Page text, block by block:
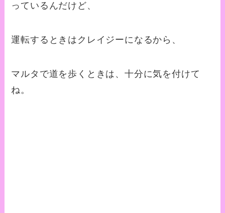
っているんだけど、
運転するときはクレイジーになるから、
マルタで道を歩くときは、十分に気を付けて
ね。